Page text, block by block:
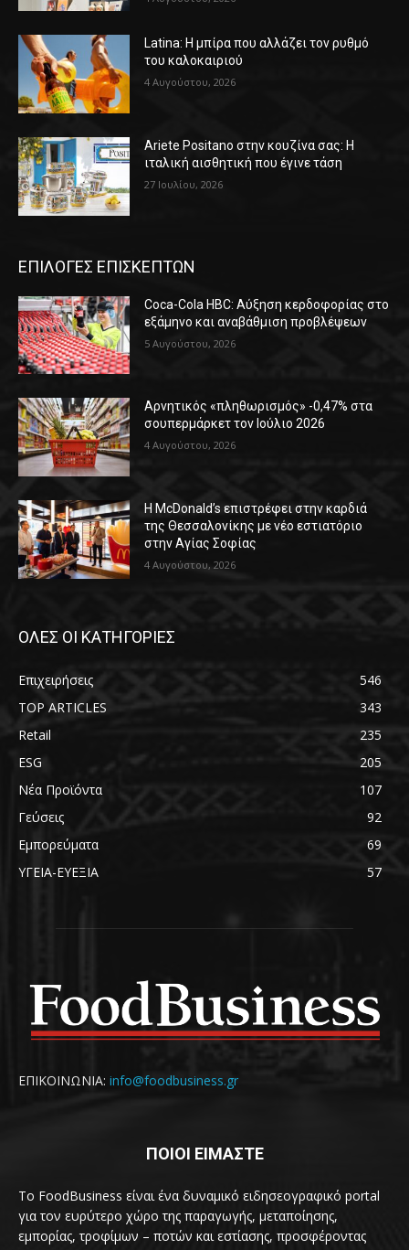
Latina: Η μπίρα που αλλάζει τον ρυθμό
του καλοκαιριού
4 Αυγούστου, 2026
Ariete Positano στην κουζίνα σας: Η
ιταλική αισθητική που έγινε τάση
27 Ιουλίου, 2026
ΕΠΙΛΟΓΕΣ ΕΠΙΣΚΕΠΤΩΝ
Coca-Cola HBC: Αύξηση κερδοφορίας στο
εξάμηνο και αναβάθμιση προβλέψεων
5 Αυγούστου, 2026
Αρνητικός «πληθωρισμός» -0,47% στα
σουπερμάρκετ τον Ιούλιο 2026
4 Αυγούστου, 2026
Η McDonald’s επιστρέφει στην καρδιά
της Θεσσαλονίκης με νέο εστιατόριο
στην Αγίας Σοφίας
4 Αυγούστου, 2026
ΟΛΕΣ ΟΙ ΚΑΤΗΓΟΡΙΕΣ
Επιχειρήσεις
546
TOP ARTICLES
343
Retail
235
ESG
205
Νέα Προϊόντα
107
Γεύσεις
92
Εμπορεύματα
69
ΥΓΕΙΑ-ΕΥΕΞΙΑ
57
ΕΠΙΚΟΙΝΩΝΙΑ: info@foodbusiness.gr
ΠΟΙΟΙ ΕΙΜΑΣΤΕ
Το FoodBusiness είναι ένα δυναμικό ειδησεογραφικό portal
για τον ευρύτερο χώρο της παραγωγής, μεταποίησης,
εμπορίας, τροφίμων – ποτών και εστίασης, προσφέροντας